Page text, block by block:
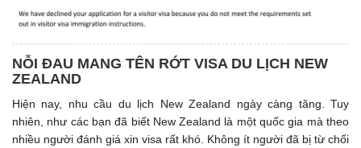
NỖI ĐAU MANG TÊN RỚT VISA DU LỊCH NEW
ZEALAND
Hiện nay, nhu cầu du lịch New Zealand ngày càng tăng. Tuy
nhiên, như các bạn đã biết New Zealand là một quốc gia mà theo
nhiều người đánh giá xin visa rất khó. Không ít người đã bị từ chối